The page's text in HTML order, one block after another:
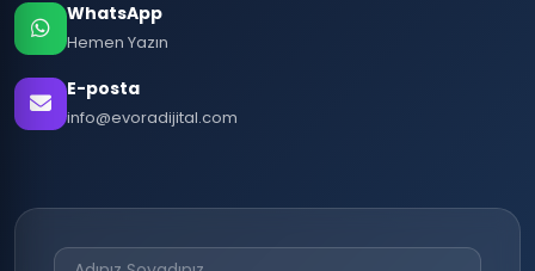
WhatsApp
Hemen Yazın
E-posta
info@evoradijital.com